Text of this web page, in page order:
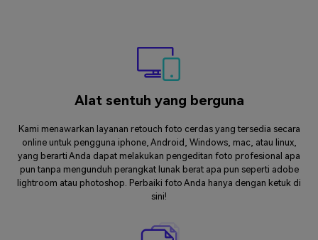
Alat sentuh yang berguna
Kami menawarkan layanan retouch foto cerdas yang tersedia secara
online untuk pengguna iphone, Android, Windows, mac, atau linux,
yang berarti Anda dapat melakukan pengeditan foto profesional apa
pun tanpa mengunduh perangkat lunak berat apa pun seperti adobe
lightroom atau photoshop. Perbaiki foto Anda hanya dengan ketuk di
sini!